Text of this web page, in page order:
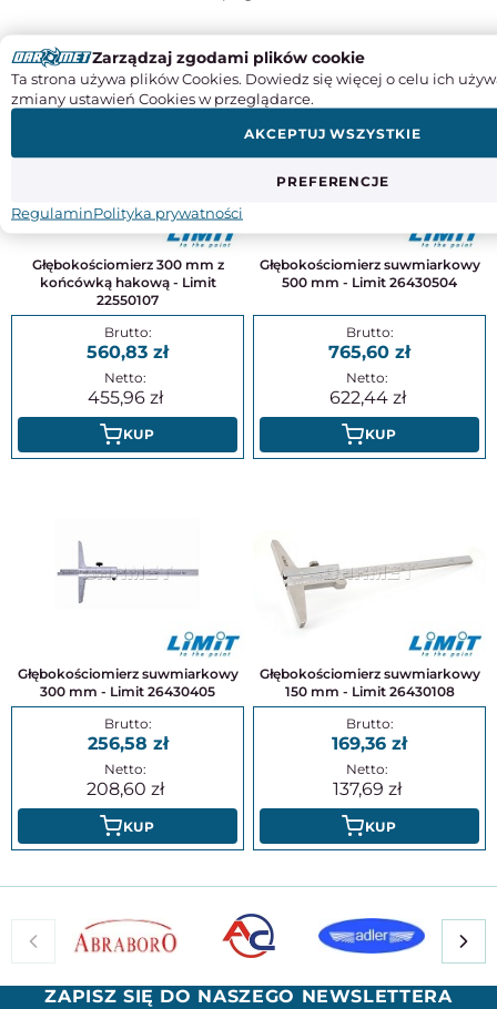
DO TEGO PRODUKTU POLECAMY
Głębokościomierz 300 mm z
końcówką hakową - Limit
22550107
560,83
455,96
KUP
Głębokościomierz suwmiarkowy
500 mm - Limit 26430504
765,60
622,44
KUP
Głębokościomierz suwmiarkowy
300 mm - Limit 26430405
256,58
208,60
KUP
Głębokościomierz suwmiarkowy
150 mm - Limit 26430108
169,36
137,69
KUP
ZAPISZ SIĘ DO NASZEGO NEWSLETTERA
Zarządzaj zgodami plików cookie
Ta strona używa plików Cookies. Dowiedz się więcej o celu ich
zmiany ustawień Cookies w przeglądarce.
PREFERENCJE
AKCEPTUJ WSZYSTKIE
RegulaminPolityka prywatności